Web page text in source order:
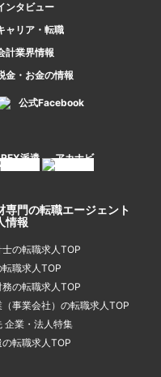
ンタビュー
ャリア・転職
計業界情報
金・お金の情報
公式Facebook
門の転職エージェント
情報
の転職求人TOP
職求人TOP
の転職求人TOP
事業会社）の転職求人TOP
企業・法人特集
転職求人TOP